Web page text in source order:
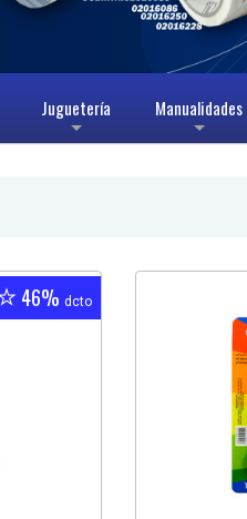
+
Juguetería
+
Manualidades
46% dcto